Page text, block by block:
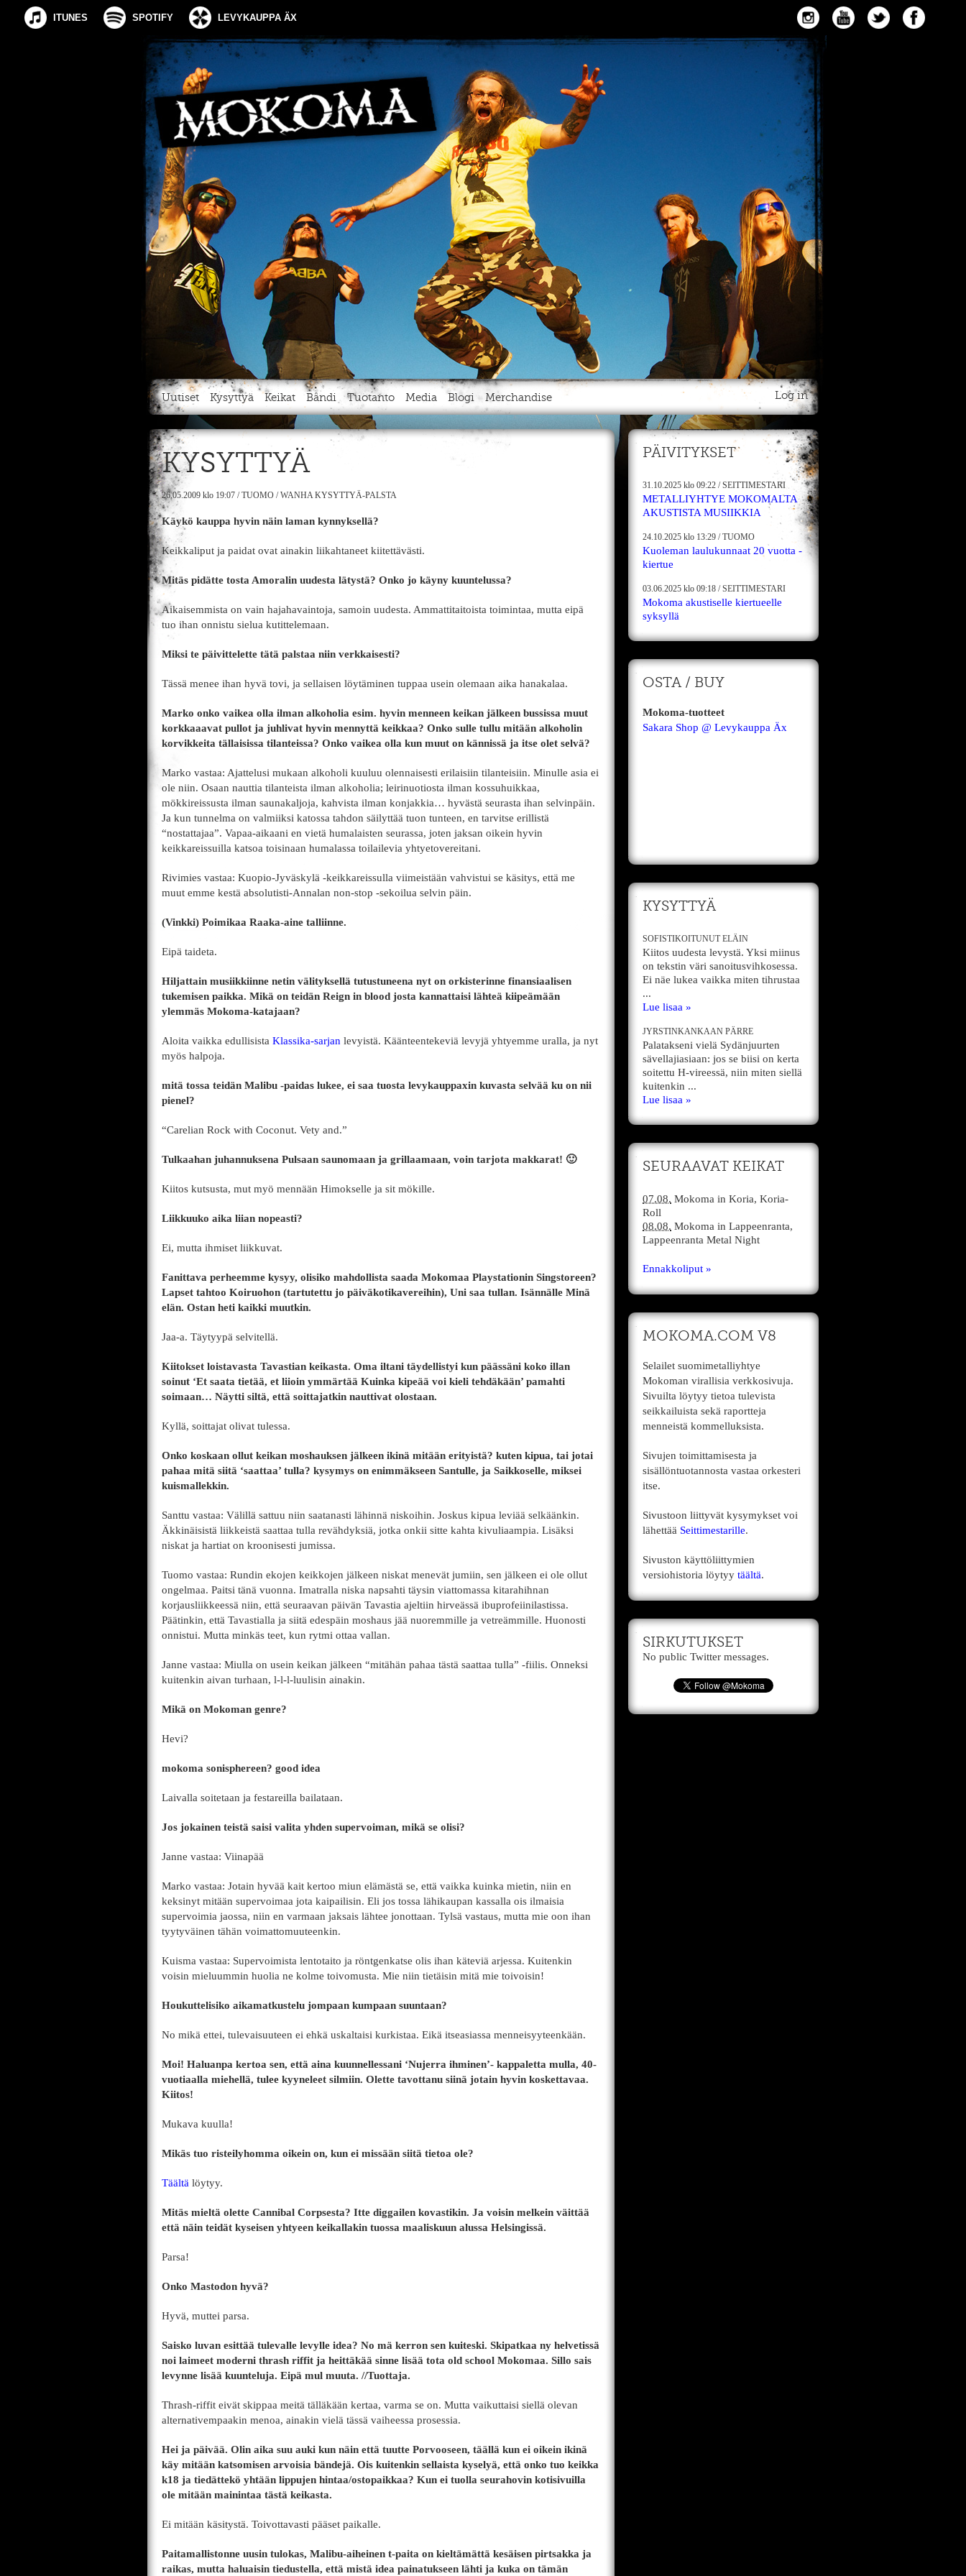
ITUNES SPOTIFY LEVYKAUPPA ÄX
Uutiset Kysyttyä Keikat Bändi Tuotanto Media Blogi Merchandise Log in
KYSYTTYÄ
26.05.2009 klo 19:07 /TUOMO /WANHA KYSYTTYÄ-PALSTA
Käykö kauppa hyvin näin laman kynnyksellä?
Keikkaliput ja paidat ovat ainakin liikahtaneet kiitettävästi.
Mitäs pidätte tosta Amoralin uudesta lätystä? Onko jo käyny kuuntelussa?
Aikaisemmista on vain hajahavaintoja, samoin uudesta. Ammattitaitoista toimintaa, mutta eipä
tuo ihan onnistu sielua kutittelemaan.
Miksi te päivittelette tätä palstaa niin verkkaisesti?
Tässä menee ihan hyvä tovi, ja sellaisen löytäminen tuppaa usein olemaan aika hanakalaa.
Marko onko vaikea olla ilman alkoholia esim. hyvin menneen keikan jälkeen bussissa muut
korkkaaavat pullot ja juhlivat hyvin mennyttä keikkaa? Onko sulle tullu mitään alkoholin
korvikkeita tällaisissa tilanteissa? Onko vaikea olla kun muut on kännissä ja itse olet selvä?
Marko vastaa: Ajattelusi mukaan alkoholi kuuluu olennaisesti erilaisiin tilanteisiin. Minulle asia ei
ole niin. Osaan nauttia tilanteista ilman alkoholia; leirinuotiosta ilman kossuhuikkaa,
mökkireissusta ilman saunakaljoja, kahvista ilman konjakkia… hyvästä seurasta ihan selvinpäin.
Ja kun tunnelma on valmiiksi katossa tahdon säilyttää tuon tunteen, en tarvitse erillistä
“nostattajaa”. Vapaa-aikaani en vietä humalaisten seurassa, joten jaksan oikein hyvin
keikkareissuilla katsoa toisinaan humalassa toilailevia yhtyetovereitani.
Rivimies vastaa: Kuopio-Jyväskylä -keikkareissulla viimeistään vahvistui se käsitys, että me
muut emme kestä absolutisti-Annalan non-stop -sekoilua selvin päin.
(Vinkki) Poimikaa Raaka-aine talliinne.
Eipä taideta.
Hiljattain musiikkiinne netin välityksellä tutustuneena nyt on orkisterinne finansiaalisen
tukemisen paikka. Mikä on teidän Reign in blood josta kannattaisi lähteä kiipeämään
ylemmäs Mokoma-katajaan?
Aloita vaikka edullisista Klassika-sarjan levyistä. Käänteentekeviä levyjä yhtyemme uralla, ja nyt
myös halpoja.
mitä tossa teidän Malibu -paidas lukee, ei saa tuosta levykauppaxin kuvasta selvää ku on nii
pienel?
“Carelian Rock with Coconut. Vety and.”
Tulkaahan juhannuksena Pulsaan saunomaan ja grillaamaan, voin tarjota makkarat! 🙂
Kiitos kutsusta, mut myö mennään Himokselle ja sit mökille.
Liikkuuko aika liian nopeasti?
Ei, mutta ihmiset liikkuvat.
Fanittava perheemme kysyy, olisiko mahdollista saada Mokomaa Playstationin Singstoreen?
Lapset tahtoo Koiruohon (tartutettu jo päiväkotikavereihin), Uni saa tullan. Isännälle Minä
elän. Ostan heti kaikki muutkin.
Jaa-a. Täytyypä selvitellä.
Kiitokset loistavasta Tavastian keikasta. Oma iltani täydellistyi kun päässäni koko illan
soinut ‘Et saata tietää, et liioin ymmärtää Kuinka kipeää voi kieli tehdäkään’ pamahti
soimaan… Näytti siltä, että soittajatkin nauttivat olostaan.
Kyllä, soittajat olivat tulessa.
Onko koskaan ollut keikan moshauksen jälkeen ikinä mitään erityistä? kuten kipua, tai jotai
pahaa mitä siitä ‘saattaa’ tulla? kysymys on enimmäkseen Santulle, ja Saikkoselle, miksei
kuismallekkin.
Santtu vastaa: Välillä sattuu niin saatanasti lähinnä niskoihin. Joskus kipua leviää selkäänkin.
Äkkinäisistä liikkeistä saattaa tulla revähdyksiä, jotka onkii sitte kahta kivuliaampia. Lisäksi
niskat ja hartiat on kroonisesti jumissa.
Tuomo vastaa: Rundin ekojen keikkojen jälkeen niskat menevät jumiin, sen jälkeen ei ole ollut
ongelmaa. Paitsi tänä vuonna. Imatralla niska napsahti täysin viattomassa kitarahihnan
korjausliikkeessä niin, että seuraavan päivän Tavastia ajeltiin hirveässä ibuprofeiinilastissa.
Päätinkin, että Tavastialla ja siitä edespäin moshaus jää nuoremmille ja vetreämmille. Huonosti
onnistui. Mutta minkäs teet, kun rytmi ottaa vallan.
Janne vastaa: Miulla on usein keikan jälkeen “mitähän pahaa tästä saattaa tulla” -fiilis. Onneksi
kuitenkin aivan turhaan, l-l-l-luulisin ainakin.
Mikä on Mokoman genre?
Hevi?
mokoma sonisphereen? good idea
Laivalla soitetaan ja festareilla bailataan.
Jos jokainen teistä saisi valita yhden supervoiman, mikä se olisi?
Janne vastaa: Viinapää
Marko vastaa: Jotain hyvää kait kertoo miun elämästä se, että vaikka kuinka mietin, niin en
keksinyt mitään supervoimaa jota kaipailisin. Eli jos tossa lähikaupan kassalla ois ilmaisia
supervoimia jaossa, niin en varmaan jaksais lähtee jonottaan. Tylsä vastaus, mutta mie oon ihan
tyytyväinen tähän voimattomuuteenkin.
Kuisma vastaa: Supervoimista lentotaito ja röntgenkatse olis ihan käteviä arjessa. Kuitenkin
voisin mieluummin huolia ne kolme toivomusta. Mie niin tietäisin mitä mie toivoisin!
Houkuttelisiko aikamatkustelu jompaan kumpaan suuntaan?
No mikä ettei, tulevaisuuteen ei ehkä uskaltaisi kurkistaa. Eikä itseasiassa menneisyyteenkään.
Moi! Haluanpa kertoa sen, että aina kuunnellessani ‘Nujerra ihminen’- kappaletta mulla, 40-
vuotiaalla miehellä, tulee kyyneleet silmiin. Olette tavottanu siinä jotain hyvin koskettavaa.
Kiitos!
Mukava kuulla!
Mikäs tuo risteilyhomma oikein on, kun ei missään siitä tietoa ole?
Täältä löytyy.
Mitäs mieltä olette Cannibal Corpsesta? Itte diggailen kovastikin. Ja voisin melkein väittää
että näin teidät kyseisen yhtyeen keikallakin tuossa maaliskuun alussa Helsingissä.
Parsa!
Onko Mastodon hyvä?
Hyvä, muttei parsa.
Saisko luvan esittää tulevalle levylle idea? No mä kerron sen kuiteski. Skipatkaa ny helvetissä
noi laimeet moderni thrash riffit ja heittäkää sinne lisää tota old school Mokomaa. Sillo sais
levynne lisää kuunteluja. Eipä mul muuta. //Tuottaja.
Thrash-riffit eivät skippaa meitä tälläkään kertaa, varma se on. Mutta vaikuttaisi siellä olevan
alternativempaakin menoa, ainakin vielä tässä vaiheessa prosessia.
Hei ja päivää. Olin aika suu auki kun näin että tuutte Porvooseen, täällä kun ei oikein ikinä
käy mitään katsomisen arvoisia bändejä. Ois kuitenkin sellaista kyselyä, että onko tuo keikka
k18 ja tiedättekö yhtään lippujen hintaa/ostopaikkaa? Kun ei tuolla seurahovin kotisivuilla
ole mitään mainintaa tästä keikasta.
Ei mitään käsitystä. Toivottavasti pääset paikalle.
Paitamallistonne uusin tulokas, Malibu-aiheinen t-paita on kieltämättä kesäisen pirtsakka ja
raikas, mutta haluaisin tiedustella, että mistä idea painatukseen lähti ja kuka on tämän
PÄIVITYKSET
31.10.2025 klo 09:22 /SEITTIMESTARI
METALLIYHTYE MOKOMALTA
AKUSTISTA MUSIIKKIA
24.10.2025 klo 13:29 /TUOMO
Kuoleman laulukunnaat 20 vuotta -
kiertue
03.06.2025 klo 09:18 /SEITTIMESTARI
Mokoma akustiselle kiertueelle
syksyllä
OSTA / BUY
Mokoma-tuotteet
Sakara Shop @ Levykauppa Äx
KYSYTTYÄ
SOFISTIKOITUNUT ELÄIN
Kiitos uudesta levystä. Yksi miinus
on tekstin väri sanoitusvihkosessa.
Ei näe lukea vaikka miten tihrustaa
...
Lue lisaa »
JYRSTINKANKAAN PÄRRE
Palatakseni vielä Sydänjuurten
sävellajiasiaan: jos se biisi on kerta
soitettu H-vireessä, niin miten siellä
kuitenkin ...
Lue lisaa »
SEURAAVAT KEIKAT
07.08. Mokoma in Koria, Koria-
Roll
08.08. Mokoma in Lappeenranta,
Lappeenranta Metal Night
Ennakkoliput »
MOKOMA.COM V8
Selailet suomimetalliyhtye
Mokoman virallisia verkkosivuja.
Sivuilta löytyy tietoa tulevista
seikkailuista sekä raportteja
menneistä kommelluksista.
Sivujen toimittamisesta ja
sisällöntuotannosta vastaa orkesteri
itse.
Sivustoon liittyvät kysymykset voi
lähettää Seittimestarille.
Sivuston käyttöliittymien
versiohistoria löytyy täältä.
SIRKUTUKSET
No public Twitter messages.